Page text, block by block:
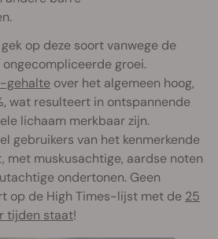
op deze soort vanwege de
groei.
gehalte over het algemeen hoog,
wat resulteert in ontspannende
lichaam merkbaar zijn.
gebruikers van het kenmerkende
met muskusachtige, aardse noten
ondertonen. Geen
op de High Times-lijst met de 25
tijden staat!